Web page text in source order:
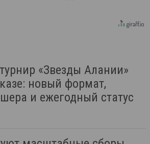
«Звезды Алании»
новый формат,
и ежегодный статус